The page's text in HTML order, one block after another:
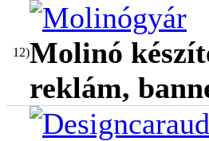
12)Molinó
reklám,